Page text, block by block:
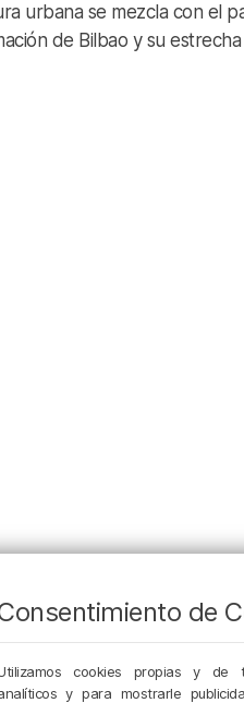
urbana se mezcla con el
de Bilbao y su
de
cookies propias y de
y para mostrarle